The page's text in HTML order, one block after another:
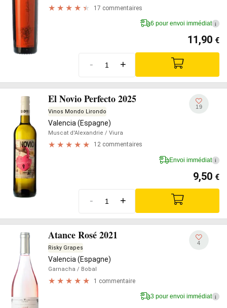
17 commentaires
6 pour envoi immédiat i
11,90 €
- +
El Novio Perfecto 2025
Vinos Mondo Lirondo
Valencia (Espagne)
Muscat d'Alexandrie / Viura
12 commentaires
19
Envoi immédiat i
9,50 €
- +
Atance Rosé 2021
Risky Grapes
Valencia (Espagne)
Garnacha / Bobal
1 commentaire
4
3 pour envoi immédiat i